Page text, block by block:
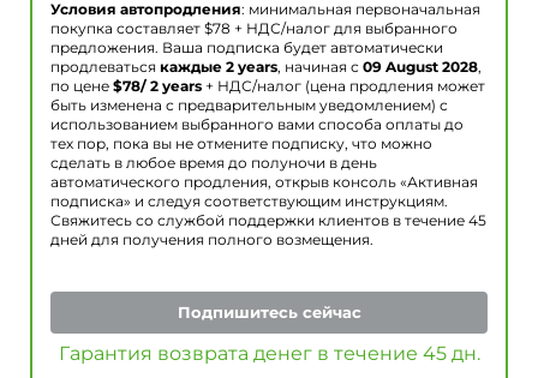
Условия автопродления: минимальная первоначальная
покупка составляет $78 + НДС/налог для выбранного
предложения. Ваша подписка будет автоматически
продлеваться каждые 2 years, начиная с 09 August 2028,
по цене $78/ 2 years + НДС/налог (цена продления может
быть изменена с предварительным уведомлением) с
использованием выбранного вами способа оплаты до
тех пор, пока вы не отмените подписку, что можно
сделать в любое время до полуночи в день
автоматического продления, открыв консоль «Активная
подписка» и следуя соответствующим инструкциям.
Свяжитесь со службой поддержки клиентов в течение 45
дней для получения полного возмещения.
Подпишитесь сейчас
Гарантия возврата денег в течение 45 дн.